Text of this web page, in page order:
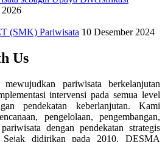
(SMK) Pariwisata 10 Desember 2024
Us
pariwisata berkelanjutan
intervensi pada semua level
pendekatan keberlanjutan. Kami
pengelolaan, pengembangan,
dengan pendekatan strategis
Sejak didirikan pada 2010, DESMA